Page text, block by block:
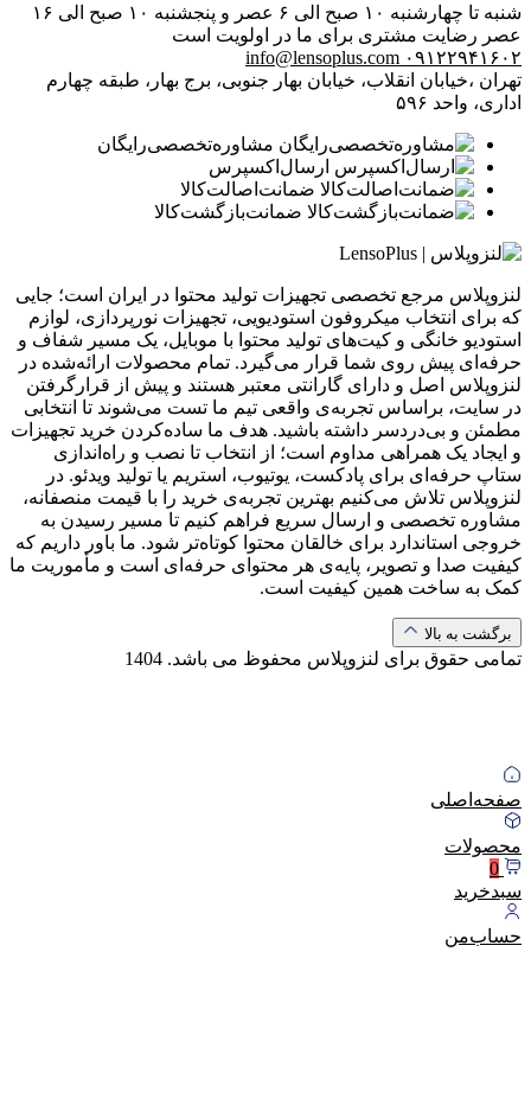
شنبه تا چهارشنبه ۱۰ صبح الی ۶ عصر و پنجشنبه ۱۰ صبح الی ۱۶
عصر رضایت مشتری برای ما در اولویت است
۰۹۱۲۲۹۴۱۶۰۲ info@lensoplus.com
تهران ،خیابان انقلاب، خیابان بهار جنوبی، برج بهار، طبقه چهارم
اداری، واحد ۵۹۶
مشاوره‌تخصصی‌رایگان
ارسال‌اکسپرس
ضمانت‌اصالت‌کالا
ضمانت‌بازگشت‌کالا
لنزوپلاس مرجع تخصصی تجهیزات تولید محتوا در ایران است؛ جایی
که برای انتخاب میکروفون استودیویی، تجهیزات نورپردازی، لوازم
استودیو خانگی و کیت‌های تولید محتوا با موبایل، یک مسیر شفاف و
حرفه‌ای پیش روی شما قرار می‌گیرد. تمام محصولات ارائه‌شده در
لنزوپلاس اصل و دارای گارانتی معتبر هستند و پیش از قرارگرفتن
در سایت، براساس تجربه‌ی واقعی تیم ما تست می‌شوند تا انتخابی
مطمئن و بی‌دردسر داشته باشید. هدف ما ساده‌کردن خرید تجهیزات
و ایجاد یک همراهی مداوم است؛ از انتخاب تا نصب و راه‌اندازی
ستاپ حرفه‌ای برای پادکست، یوتیوب، استریم یا تولید ویدئو. در
لنزوپلاس تلاش می‌کنیم بهترین تجربه‌ی خرید را با قیمت منصفانه،
مشاوره تخصصی و ارسال سریع فراهم کنیم تا مسیر رسیدن به
خروجی استاندارد برای خالقان محتوا کوتاه‌تر شود. ما باور داریم که
کیفیت صدا و تصویر، پایه‌ی هر محتوای حرفه‌ای است و مأموریت ما
کمک به ساخت همین کیفیت است.
برگشت به بالا
تمامی حقوق برای لنزوپلاس محفوظ می باشد. 1404
صفحه‌اصلی
محصولات
0
سبد‌خرید
حساب‌من